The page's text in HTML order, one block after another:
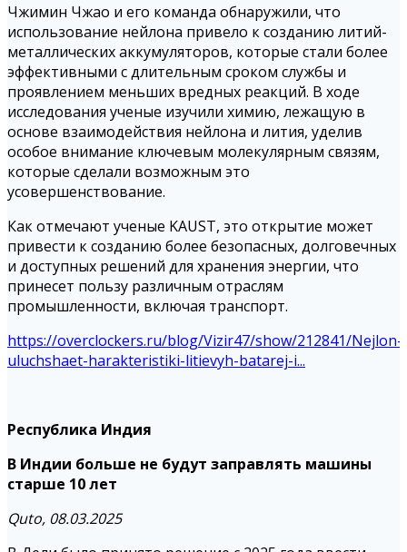
Чжимин Чжао и его команда обнаружили, что
использование нейлона привело к созданию литий-
металлических аккумуляторов, которые стали более
эффективными с длительным сроком службы и
проявлением меньших вредных реакций. В ходе
исследования ученые изучили химию, лежащую в
основе взаимодействия нейлона и лития, уделив
особое внимание ключевым молекулярным связям,
которые сделали возможным это
усовершенствование.
Как отмечают ученые KAUST, это открытие может
привести к созданию более безопасных, долговечных
и доступных решений для хранения энергии, что
принесет пользу различным отраслям
промышленности, включая транспорт.
https://overclockers.ru/blog/Vizir47/show/212841/Nejlon-
uluchshaet-harakteristiki-litievyh-batarej-i...
Республика Индия
В Индии больше не будут заправлять машины
старше 10 лет
Quto, 08.03.2025